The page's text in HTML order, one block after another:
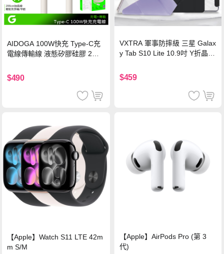
AIDOGA 100W快充 Type-C充
電線傳輸線 液態矽膠硅膠 2M
$490
VXTRA 軍事防摔級 三星 Galax
y Tab S10 Lite 10.9吋 Y折晶透
$459
【Apple】Watch S11 LTE 42m
m S/M
【Apple】AirPods Pro (第 3
代)